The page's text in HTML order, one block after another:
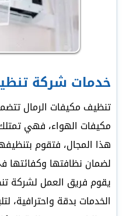
خدمات شركة
تنظيف مكيفات الرمال
مكيفات الهواء، فهي
هذا المجال، فتقوم
لضمان نظافتها وكفائتها
يقوم فريق العمل لشركة
الخدمات بدقة واحترافية،